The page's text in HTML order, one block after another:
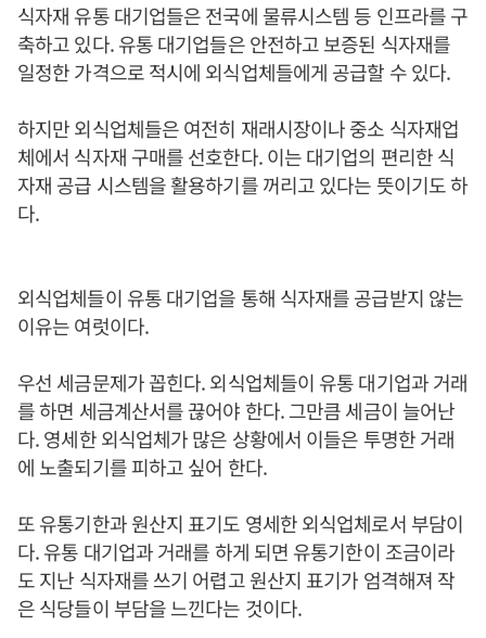
식자재 유통 대기업들은 전국에 물류시스템 등 인프라를 구
축하고 있다. 유통 대기업들은 안전하고 보증된 식자재를
일정한 가격으로 적시에 외식업체들에게 공급할 수 있다.
하지만 외식업체들은 여전히 재래시장이나 중소 식자재업
체에서 식자재 구매를 선호한다. 이는 대기업의 편리한 식
자재 공급 시스템을 활용하기를 꺼리고 있다는 뜻이기도 하
다.
외식업체들이 유통 대기업을 통해 식자재를 공급받지 않는
이유는 여럿이다.
우선 세금문제가 꼽힌다. 외식업체들이 유통 대기업과 거래
를 하면 세금계산서를 끊어야 한다. 그만큼 세금이 늘어난
다. 영세한 외식업체가 많은 상황에서 이들은 투명한 거래
에 노출되기를 피하고 싶어 한다.
또 유통기한과 원산지 표기도 영세한 외식업체로서 부담이
다. 유통 대기업과 거래를 하게 되면 유통기한이 조금이라
도 지난 식자재를 쓰기 어렵고 원산지 표기가 엄격해져 작
은 식당들이 부담을 느낀다는 것이다.